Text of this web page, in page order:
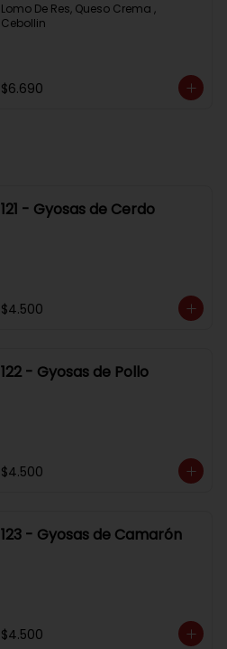
Lomo De Res, Queso Crema ,
Cebollin
$6.690
121 - Gyosas de Cerdo
$4.500
122 - Gyosas de Pollo
$4.500
123 - Gyosas de Camarón
$4.500